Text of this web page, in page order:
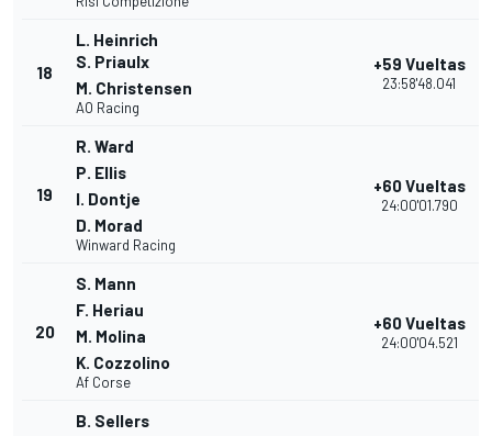
18
L. Heinrich
S. Priaulx
M. Christensen
AO Racing
+59 Vueltas
23:58'48.041
19
R. Ward
P. Ellis
I. Dontje
D. Morad
Winward Racing
+60 Vueltas
24:00'01.790
20
S. Mann
F. Heriau
M. Molina
K. Cozzolino
Af Corse
+60 Vueltas
24:00'04.521
B. Sellers